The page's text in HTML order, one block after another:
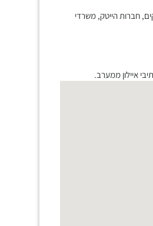
חברות הייטק, משרדי
איילון ממערב.